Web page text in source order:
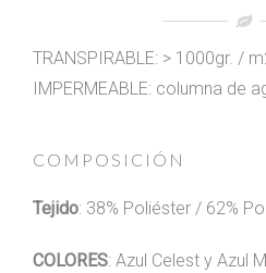
TRANSPIRABLE: > 1000gr. /
IMPERMEABLE: columna de
COMPOSICIÓN
Tejido: 38% Poliéster / 62%
COLORES: Azul Celest y Azul